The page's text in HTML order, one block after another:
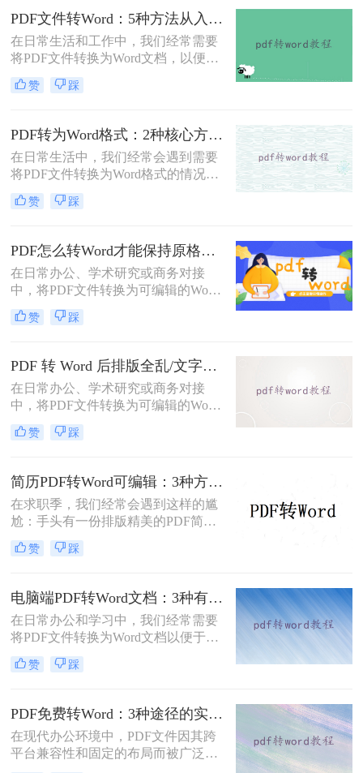
最适合自己的转换方式。
PDF文件转Word：5种方法从入门到避坑的实操指南！
在日常生活和工作中，我们经常需要
将PDF文件转换为Word文档，以便于
编辑和修改。那么怎么把pdf文件转换
成word呢？本文将详细介绍几种将
助大家轻松应对这一需求。
赞 踩
PDF转为Word格式：2种核心方法的适用场景和操作差异！
在日常生活中，我们经常会遇到需要
将PDF文件转换为Word格式的情况，
以便于编辑和修改文件内容。那么如
何将pdf转为word格式呢？本文将介绍
赞 踩
PDF怎么转Word才能保持原格式不变/版式不乱？3种专业有效方法全解析！
在日常办公、学术研究或商务对接
中，将PDF文件转换为可编辑的Word
文档是极高频的需求。但最令人头疼
的往往不是转换本身，而是转换后出
等“惨剧”。因此，很多人都在苦苦寻
找“PDF怎么转Word才能保持原格式
不变/版式不乱”的完美方案。
赞 踩
PDF 转 Word 后排版全乱/文字错位/串行/乱跑怎么办？3种高保真转换方法全解析
在日常办公、学术研究或商务对接
中，将PDF文件转换为可编辑的Word
文档是极高频的需求。但最令人头疼
的往往不是转换本身，而是转换后出
等“惨剧”。面对PDF 转 Word 后排版
全乱/文字错位/串行/乱跑怎么办这一
难题，很多人尝试了各种免费工具却
依然无法解决。
赞 踩
简历PDF转Word可编辑：3种方法保留排版不乱的实测！
在求职季，我们经常会遇到这样的尴
尬：手头有一份排版精美的PDF简
历，但招聘系统只允许上传Word格
式，或者HR希望能直接在简历上修
怎么转word简历的技巧就显得至关重
要。直接复制粘贴不仅会打乱排版，
还可能丢失关键信息。
赞 踩
电脑端PDF转Word文档：3种有效方法的具体操作步骤！
在日常办公和学习中，我们经常需要
将PDF文件转换为Word文档以便于编
辑和修改。那么电脑上pdf怎么转换成
word文档呢？本文将介绍三种将PDF
完成PDF到Word的转换。
赞 踩
PDF免费转Word：3种途径的实际费用、限制和效果对比！
在现代办公环境中，PDF文件因其跨
平台兼容性和固定的布局而被广泛使
用。然而，在需要对内容进行编辑